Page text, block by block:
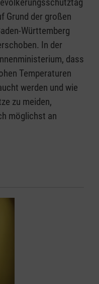
Grund der großen
Württemberg
In der
dass
Temperaturen
werden und wie
zu meiden,
möglichst an